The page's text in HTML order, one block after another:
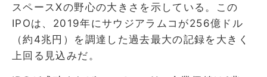
スペースXの野心の大きさを示している。この
IPOは、2019年にサウジアラムコが256億ドル
（約4兆円）を調達した過去最大の記録を大きく
上回る見込みだ。